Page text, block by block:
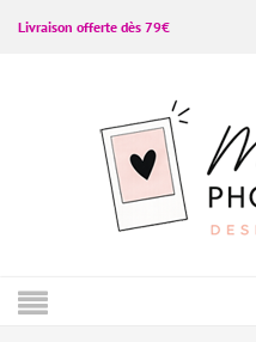
Livraison offerte dès 79€